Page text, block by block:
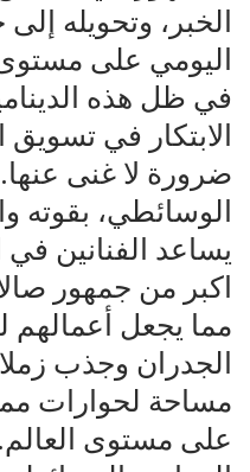
الخبر، وتحويله
اليومي على مستوى
في ظل هذه
الابتكار في
ضرورة لا غنى
الوسائطي، بقوته
يساعد الفنانين
اكبر من جمهور
مما يجعل
الجدران وجذب
مساحة لحوارات
على مستوى